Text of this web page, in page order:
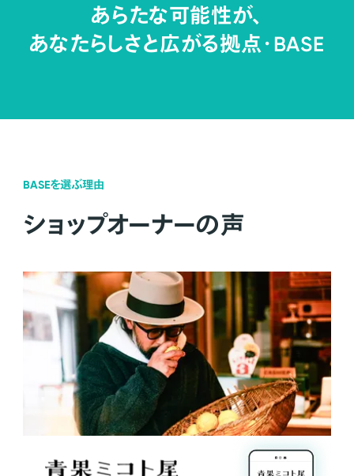
あらたな可能性が、
あなたらしさと広がる拠点・BASE
BASEを選ぶ理由
ショップオーナーの声